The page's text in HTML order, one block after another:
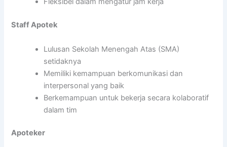
Staff Apotek
Lulusan Sekolah Menengah Atas (SMA)
setidaknya
Memiliki kemampuan berkomunikasi dan
interpersonal yang baik
Berkemampuan untuk bekerja secara kolaboratif
dalam tim
Apoteker